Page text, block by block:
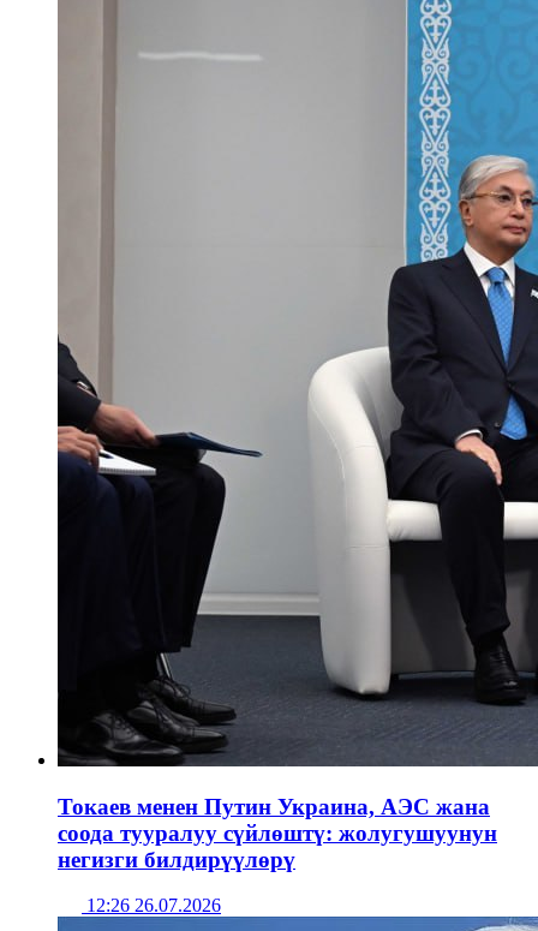
Токаев менен Путин Украина, АЭС жана
соода тууралуу сүйлөштү: жолугушуунун
негизги билдирүүлөрү
12:26 26.07.2026